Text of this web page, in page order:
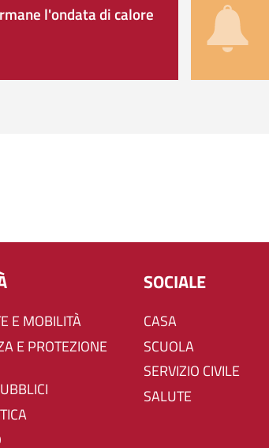
l'ondata di calore
E MOBILITÀ
SOCIALE
CASA
SCUOLA
SERVIZIO CIVILE
SALUTE